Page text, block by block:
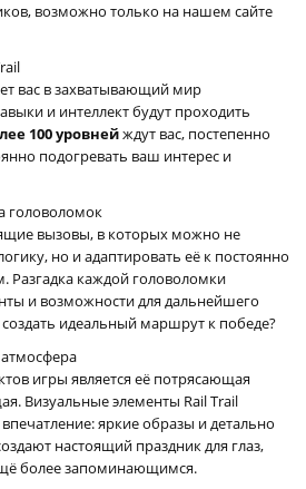
возможно только на нашем сайте
вас в захватывающий мир
и интеллект будут проходить
100 уровнейждут вас, постепенно
подогревать ваш интерес и
головоломок
вызовы, в которых можно не
но и адаптировать её к постоянно
каждой головоломки
и возможности для дальнейшего
идеальный маршрут к победе?
игры является её потрясающая
Визуальные элементы Rail Trail
яркие образы и детально
настоящий праздник для глаз,
более запоминающимся.